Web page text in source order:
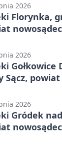
2026
Florynka,
2026
Gołkowice
Sącz,
2026
Gródek